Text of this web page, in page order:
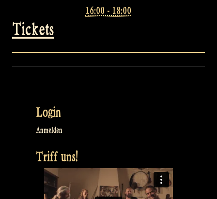
Tickets
16:00 - 18:00
Login
Anmelden
Triff uns!